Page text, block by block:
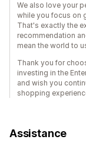
We also love your
while you focus on
That's exactly the
recommendation
mean the world to
Thank you for
investing in the
and wish you
shopping
Assistance